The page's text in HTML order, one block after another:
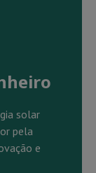
solar
pela
e